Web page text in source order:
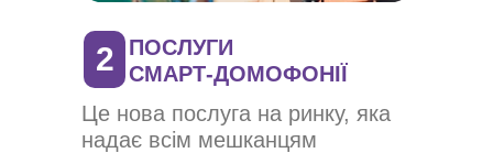
ПОСЛУГИ
СМАРТ-ДОМОФОНІЇ
Це нова послуга на ринку, яка
надає всім мешканцям
2